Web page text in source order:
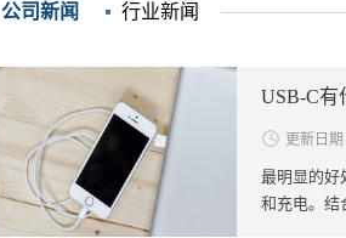
公司新闻
USB-C有
更新日期
最明显的好
和充电。结
行业新闻